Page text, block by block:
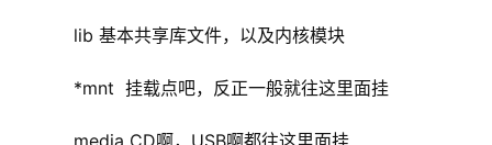
lib 基本共享库文件，以及内核模块
*mnt  挂载点吧，反正一般就往这里面挂